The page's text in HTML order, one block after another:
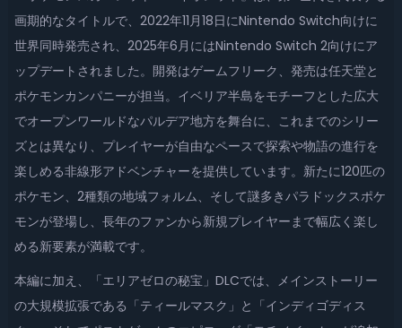
画期的なタイトルで、2022年11月18日にNintendo Switch向けに
世界同時発売され、2025年6月にはNintendo Switch 2向けにア
ップデートされました。開発はゲームフリーク、発売は任天堂と
ポケモンカンパニーが担当。イベリア半島をモチーフとした広大
でオープンワールドなパルデア地方を舞台に、これまでのシリー
ズとは異なり、プレイヤーが自由なペースで探索や物語の進行を
楽しめる非線形アドベンチャーを提供しています。新たに120匹の
ポケモン、2種類の地域フォルム、そして謎多きパラドックスポケ
モンが登場し、長年のファンから新規プレイヤーまで幅広く楽し
める新要素が満載です。
本編に加え、「エリアゼロの秘宝」DLCでは、メインストーリー
の大規模拡張である「ティールマスク」と「インディゴディス